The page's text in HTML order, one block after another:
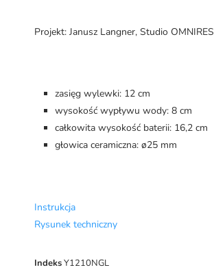
Projekt: Janusz Langner, Studio OMNIRES
zasięg wylewki: 12 cm
wysokość wypływu wody: 8 cm
całkowita wysokość baterii: 16,2 cm
głowica ceramiczna: ø25 mm
Instrukcja
Rysunek techniczny
IndeksY1210NGL